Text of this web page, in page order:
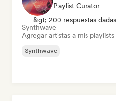
Playlist Curator
&gt; 200 respuestas dadas
Synthwave
Agregar artistas a mis
Synthwave